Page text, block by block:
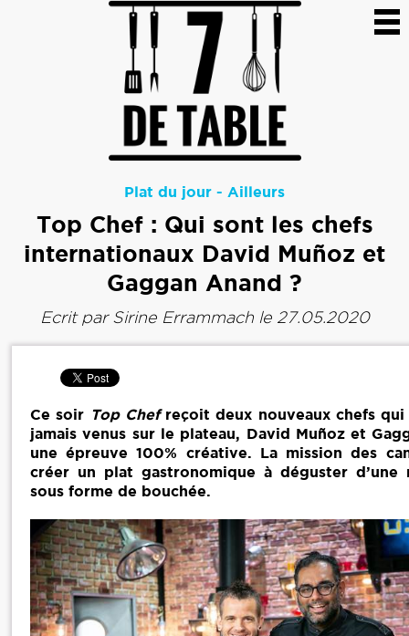
Plat du jour - Ailleurs
Top Chef : Qui sont les chefs
internationaux David Muñoz et
Gaggan Anand ?
Ecrit par Sirine Errammachle 27.05.2020
Ce soir Top Chef reçoit deux nouveaux chefs
jamais venus sur le plateau, David Muñoz et
une épreuve 100% créative. La mission des
créer un plat gastronomique à déguster d’une
sous forme de bouchée.